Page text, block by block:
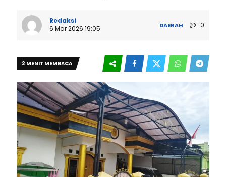
Redaksi
6 Mar 2026 19:05
DAERAH 0
2 MENIT MEMBACA